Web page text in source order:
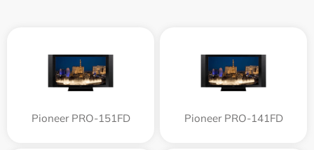
Pioneer PRO-151FD Pioneer PRO-141FD